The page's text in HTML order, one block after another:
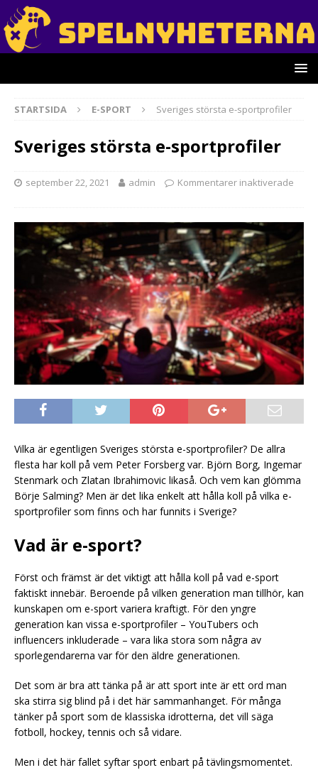
STARTSIDA E-SPORT Sveriges största e-sportprofiler
Sveriges största e-sportprofiler
september 22, 2021 admin Kommentarer inaktiverade
Vilka är egentligen Sveriges största e-sportprofiler? De allra
flesta har koll på vem Peter Forsberg var. Björn Borg, Ingemar
Stenmark och Zlatan Ibrahimovic likaså. Och vem kan glömma
Börje Salming? Men är det lika enkelt att hålla koll på vilka e-
sportprofiler som finns och har funnits i Sverige?
Vad är e-sport?
Först och främst är det viktigt att hålla koll på vad e-sport
faktiskt innebär. Beroende på vilken generation man tillhör, kan
kunskapen om e-sport variera kraftigt. För den yngre
generation kan vissa e-sportprofiler – YouTubers och
influencers inkluderade – vara lika stora som några av
sporlegendarerna var för den äldre generationen.
Det som är bra att tänka på är att sport inte är ett ord man
ska stirra sig blind på i det här sammanhanget. För många
tänker på sport som de klassiska idrotterna, det vill säga
fotboll, hockey, tennis och så vidare.
Men i det här fallet syftar sport enbart på tävlingsmomentet.